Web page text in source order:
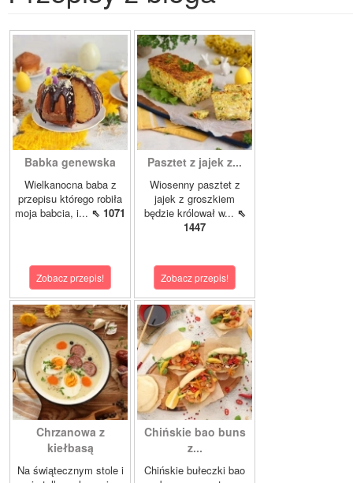
Babka genewska
Wielkanocna baba z
przepisu którego robiła
moja babcia, i... ⇖ 1071
Zobacz przepis!
Pasztet z jajek z...
Wiosenny pasztet z
jajek z groszkiem
będzie królował w... ⇖
1447
Zobacz przepis!
Chrzanowa z
kiełbasą
Na świątecznym stole i
Chińskie bao buns
z...
Chińskie bułeczki bao